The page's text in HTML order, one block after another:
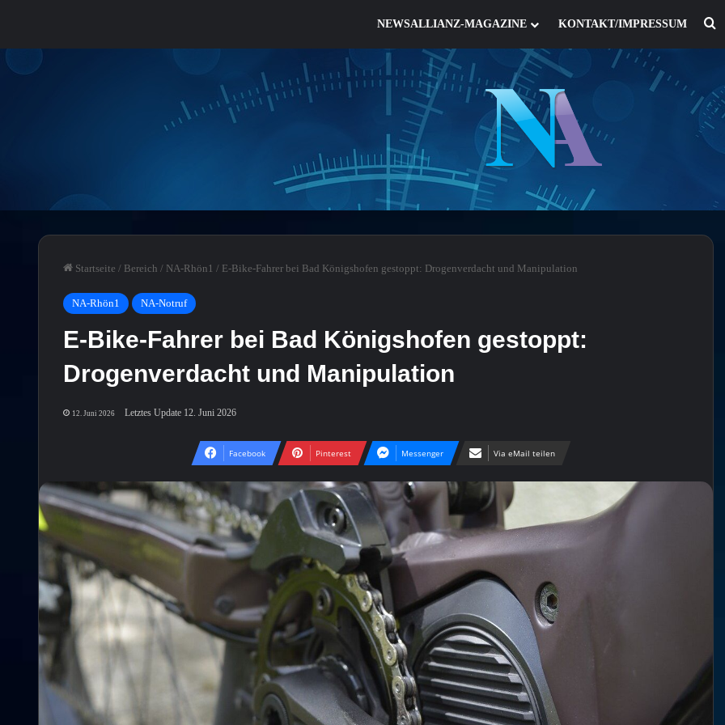
NEWSALLIANZ-MAGAZINE KONTAKT/IMPRESSUM
Startseite / Bereich / NA-Rhön1 / E-Bike-Fahrer bei Bad Königshofen gestoppt: Drogenverdacht und Manipulation
NA-Rhön1 NA-Notruf
E-Bike-Fahrer bei Bad Königshofen gestoppt:
Drogenverdacht und Manipulation
12. Juni 2026 Letztes Update 12. Juni 2026
Facebook Pinterest Messenger Via eMail teilen